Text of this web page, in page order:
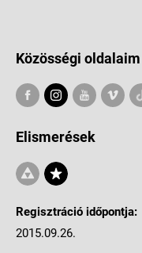
Közösségi oldalaim
Elismerések
Regisztráció időpontja:
2015.09.26.